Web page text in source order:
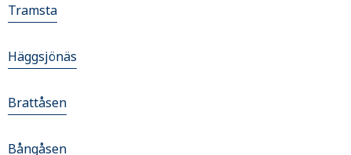
Tramsta
Häggsjönäs
Brattåsen
Bångåsen